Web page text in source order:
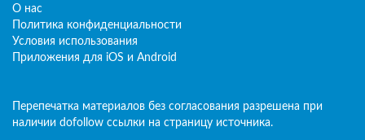
О нас
Политика конфиденциальности
Условия использования
Приложения для iOS и Android
Перепечатка материалов без согласования разрешена при
наличии dofollow ссылки на страницу источника.